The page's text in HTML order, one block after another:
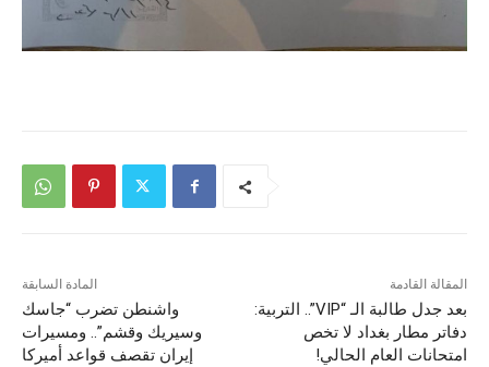
المادة السابقة
واشنطن تضرب “جاسك
وسيريك وقشم”.. ومسيرات
إيران تقصف قواعد أميركا
المقالة القادمة
بعد جدل طالبة الـ “VIP”.. التربية:
دفاتر مطار بغداد لا تخص
امتحانات العام الحالي!